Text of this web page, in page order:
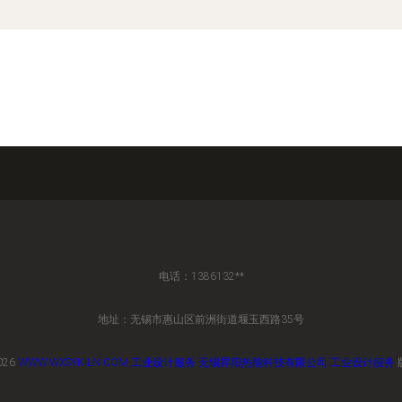
电话：1386132**
地址：无锡市惠山区前洲街道堰玉西路35号
WWW.WXSYKILN.COM 工业设计服务 无锡昇阳热能科技有限公司 工业设计服务